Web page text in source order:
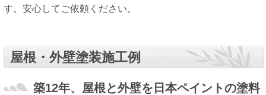
す。安心してご依頼ください。
屋根・外壁塗装施工例
築12年、屋根と外壁を日本ペイントの塗料